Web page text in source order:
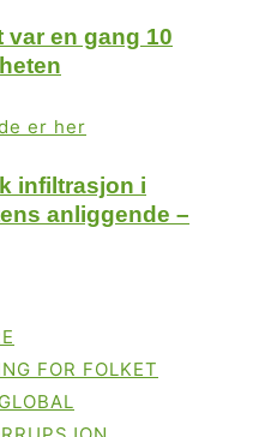
var en gang 10
infiltrasjon i
anliggende –
FOR FOLKET